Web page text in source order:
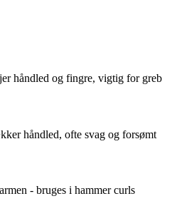
håndled og fingre, vigtig for greb
håndled, ofte svag og forsømt
- bruges i hammer curls